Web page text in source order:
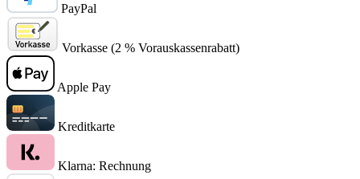
PayPal
Vorkasse (2 % Vorauskassenrabatt)
Apple Pay
Kreditkarte
Klarna: Rechnung